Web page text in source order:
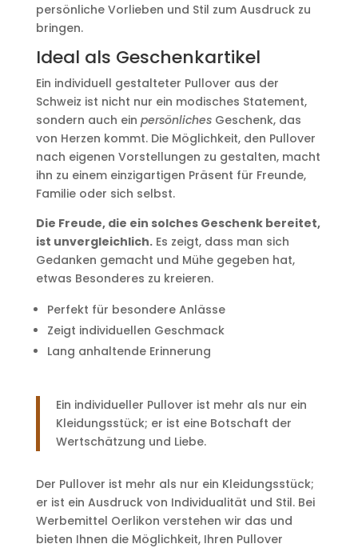
persönliche Vorlieben und Stil zum Ausdruck zu
bringen.
Ideal als Geschenkartikel
Ein individuell gestalteter Pullover aus der
Schweiz ist nicht nur ein modisches Statement,
sondern auch ein persönlichesGeschenk, das
von Herzen kommt. Die Möglichkeit, den Pullover
nach eigenen Vorstellungen zu gestalten, macht
ihn zu einem einzigartigen Präsent für Freunde,
Familie oder sich selbst.
Die Freude, die ein solches Geschenk bereitet,
ist unvergleichlich.Es zeigt, dass man sich
Gedanken gemacht und Mühe gegeben hat,
etwas Besonderes zu kreieren.
Perfekt für besondere Anlässe
Zeigt individuellen Geschmack
Lang anhaltende Erinnerung
Ein individueller Pullover ist mehr als nur ein
Kleidungsstück; er ist eine Botschaft der
Wertschätzung und Liebe.
Der Pullover ist mehr als nur ein Kleidungsstück;
er ist ein Ausdruck von Individualität und Stil. Bei
Werbemittel Oerlikon verstehen wir das und
bieten Ihnen die Möglichkeit, Ihren Pullover